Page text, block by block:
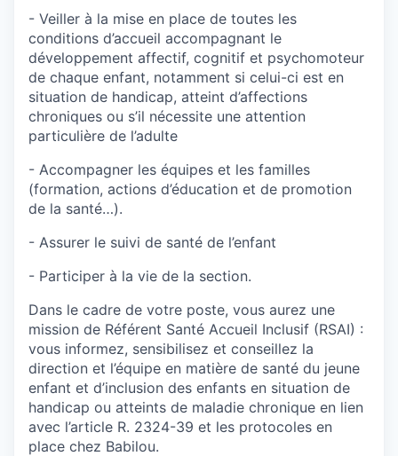
- Veiller à la mise en place de toutes les
conditions d’accueil accompagnant le
développement affectif, cognitif et psychomoteur
de chaque enfant, notamment si celui-ci est en
situation de handicap, atteint d’affections
chroniques ou s’il nécessite une attention
particulière de l’adulte
- Accompagner les équipes et les familles
(formation, actions d’éducation et de promotion
de la santé…).
- Assurer le suivi de santé de l’enfant
- Participer à la vie de la section.
Dans le cadre de votre poste, vous aurez une
mission de Référent Santé Accueil Inclusif (RSAI) :
vous informez, sensibilisez et conseillez la
direction et l’équipe en matière de santé du jeune
enfant et d’inclusion des enfants en situation de
handicap ou atteints de maladie chronique en lien
avec l’article R. 2324-39 et les protocoles en
place chez Babilou.